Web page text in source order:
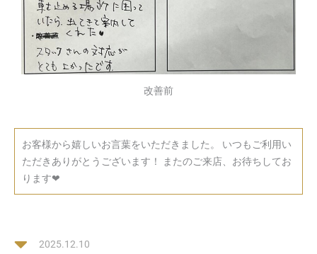
改善前
お客様から嬉しいお言葉をいただきました。 いつもご利用い
ただきありがとうございます！ またのご来店、お待ちしてお
ります❤
2025.12.10